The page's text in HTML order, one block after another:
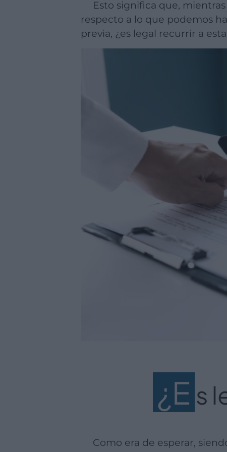
Esto significa que, mientras está vigente la reserva de dominio, existen algunas limitaciones con
respecto a lo que podemos
previa, ¿es legal recurrir a
¿E s
Como era de esperar,